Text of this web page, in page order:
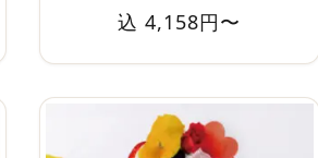
込 4,158円〜